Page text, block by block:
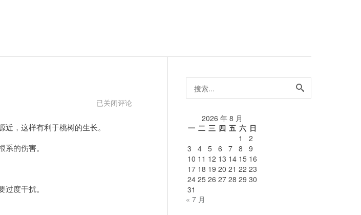
桃
植
已关闭评论
，这样有利于桃树的生长。
的伤害。
度干扰。
搜
索...
2026 年 8 月
一 二 三 四 五 六 日
1
2
3
4 5 6 7 8
9
10 11 12 13 14 15 16
17 18 19 20 21 22 23
24 25 26 27 28 29 30
31
« 7 月